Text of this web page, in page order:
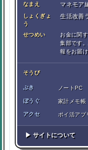
なまえ マネモア
しょくぎょ
う
生活改善
せつめい
お金に関
集部です
報をお届け
そうび
ぶき ノートPC
ぼうぐ 家計メモ帳
アクセ ポイ活アプ
▶ サイトについて